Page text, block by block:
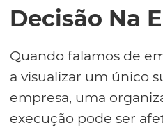
Decisão Na
Quando falamos de
a visualizar um único
empresa, uma
execução pode ser